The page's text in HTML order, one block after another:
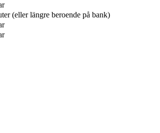
(eller längre beroende på bank)